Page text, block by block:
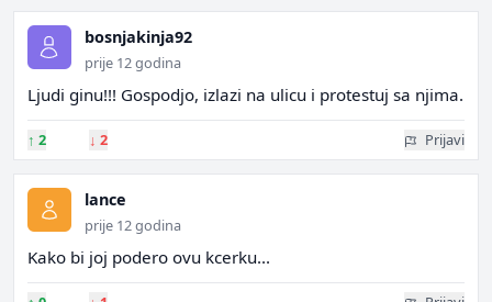
bosnjakinja92
prije 12 godina
Ljudi ginu!!! Gospodjo, izlazi na ulicu i protestuj sa njima.
↑ 2 ↓ 2 Prijavi
lance
prije 12 godina
Kako bi joj podero ovu kcerku...